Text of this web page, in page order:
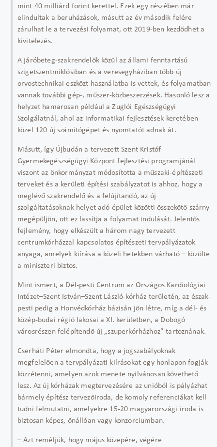
mint 40 milliárd forint kerettel. Ezek egy részében már
elindultak a beruházások, másutt az év második felére
zárulhat le a tervezési folyamat, ott 2019-ben kezdődhet a
kivitelezés.
A járóbeteg-szakrendelők közül az állami fenntartású
szigetszentmiklósiban és a veresegyháziban több új
orvostechnikai eszközt használatba is vettek, és folyamatban
vannak további gép-, műszer-közbeszerzések. Hasonló lesz a
helyzet hamarosan például a Zuglói Egészségügyi
Szolgálatnál, ahol az informatikai fejlesztések keretében
közel 120 új számítógépet és nyomtatót adnak át.
Másutt, így Újbudán a tervezett Szent Kristóf
Gyermekegészségügyi Központ fejlesztési programjánál
viszont az önkormányzat módosította a műszaki-építészeti
terveket és a kerületi építési szabályzatot is ahhoz, hogy a
meglévő szakrendelő és a felújítandó, az új
szolgáltatásoknak helyet adó épület közötti összekötő szárny
megépüljön, ott ez lassítja a folyamat indulását. Jelentős
fejlemény, hogy elkészült a három nagy tervezett
centrumkórházzal kapcsolatos építészeti tervpályázatok
anyaga, amelyek kiírása a közeli hetekben várható – közölte
a miniszteri biztos.
Mint ismert, a Dél-pesti Centrum az Országos Kardiológiai
Intézet–Szent István–Szent László-kórház területén, az észak-
pesti pedig a Honvédkórház bázisán jön létre, míg a dél- és
közép-budai régió lakosai a XI. kerületben, a Dobogó
városrészen felépítendő új „szuperkórházhoz” tartoznának.
Cserháti Péter elmondta, hogy a jogszabályoknak
megfelelően a tervpályázati kiírásokat egy honlapon fogják
közzétenni, amelyen azok menete nyilvánosan követhető
lesz. Az új kórházak megtervezésére az unióból is pályázhat
bármely építész tervezőiroda, de komoly referenciákat kell
tudni felmutatni, amelyekre 15-20 magyarországi iroda is
biztosan képes, önállóan vagy konzorciumban.
– Azt reméljük, hogy május közepére, végére